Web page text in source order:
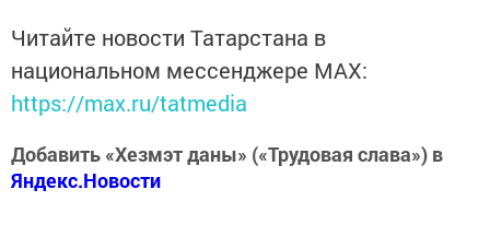
Читайте новости Татарстана в
национальном мессенджере MАХ:
https://max.ru/tatmedia
Добавить «Хезмэт даны» («Трудовая слава») в
Яндекс.Новости